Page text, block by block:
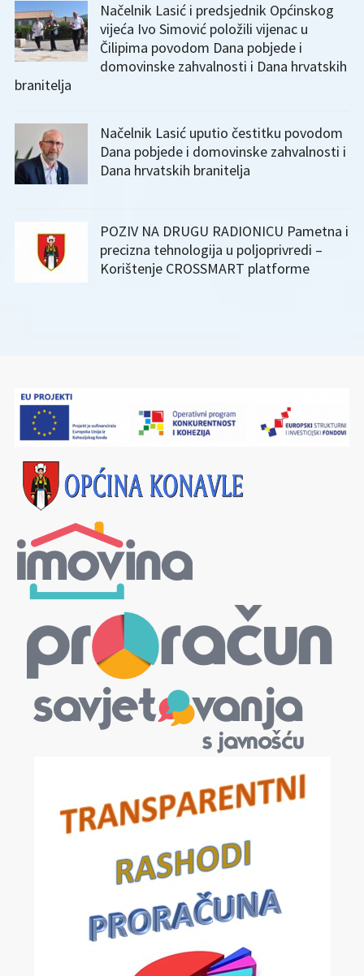
Načelnik Lasić i predsjednik Općinskog
vijeća Ivo Simović položili vijenac u
Čilipima povodom Dana pobjede i
domovinske zahvalnosti i Dana hrvatskih
branitelja
Načelnik Lasić uputio čestitku povodom
Dana pobjede i domovinske zahvalnosti i
Dana hrvatskih branitelja
POZIV NA DRUGU RADIONICU Pametna i
precizna tehnologija u poljoprivredi –
Korištenje CROSSMART platforme